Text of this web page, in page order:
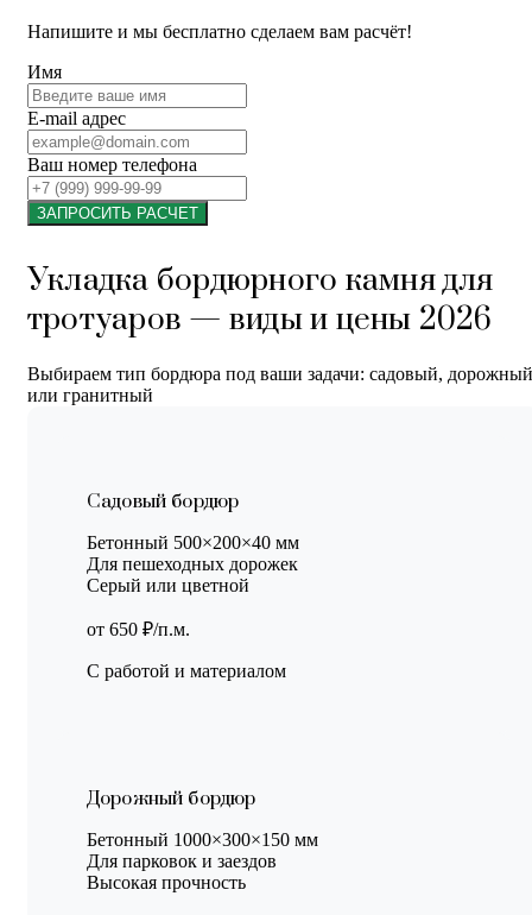
Напишите и мы бесплатно сделаем вам расчёт!
Имя
E-mail адрес
Ваш номер телефона
ЗАПРОСИТЬ РАСЧЕТ
Укладка бордюрного камня для
тротуаров — виды и цены 2026
Выбираем тип бордюра под ваши задачи: садовый, дорожный
или гранитный
Садовый бордюр
Бетонный 500×200×40 мм
Для пешеходных дорожек
Серый или цветной
от 650 ₽/п.м.
С работой и материалом
Дорожный бордюр
Бетонный 1000×300×150 мм
Для парковок и заездов
Высокая прочность